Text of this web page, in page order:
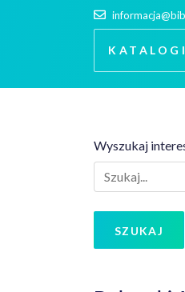
KATALOGI
Wyszukaj
SZUKAJ